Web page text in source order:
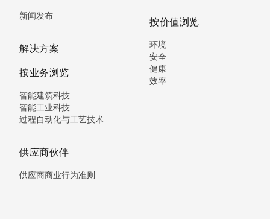
新闻发布
解决方案
按业务浏览
智能建筑科技
智能工业科技
过程自动化与工艺技术
供应商伙伴
供应商商业行为准则
按价值浏览
环境
安全
健康
效率